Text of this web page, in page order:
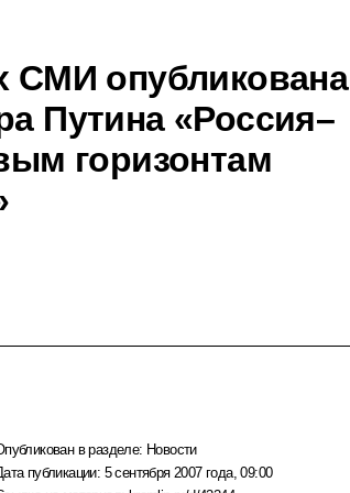
СМИ опубликована
Путина «Россия–
горизонтам
в разделе: Новости
публикации: 5 сентября 2007 года, 09:00